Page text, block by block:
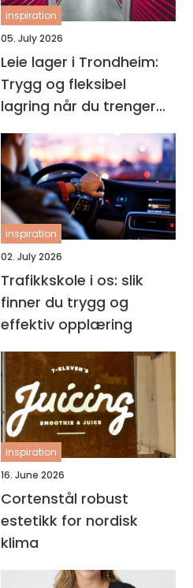
inspiration
05. July 2026
Leie lager i Trondheim:
Trygg og fleksibel
lagring når du trenger
det
inspiration
02. July 2026
Trafikkskole i os: slik
finner du trygg og
effektiv opplæring
inspiration
16. June 2026
Cortenstål robust
estetikk for nordisk
klima